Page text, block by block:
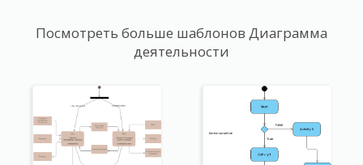
Посмотреть больше шаблонов Диаграмма
деятельности